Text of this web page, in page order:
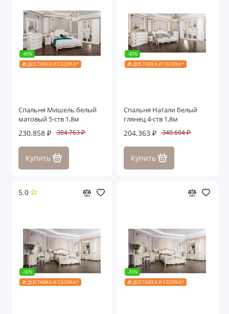
-40%
🎁 ДОСТАВКА И СБОРКА*
Спальня Мишель белый
матовый 5-ств 1,8м
230.858 ₽ 384.763 ₽
Купить
-40%
🎁 ДОСТАВКА И СБОРКА*
Спальня Натали белый
глянец 4-ств 1,8м
204.363 ₽ 340.604 ₽
Купить
5.0
-36%
🎁 ДОСТАВКА И СБОРКА*
-35%
🎁 ДОСТАВКА И СБОРКА*